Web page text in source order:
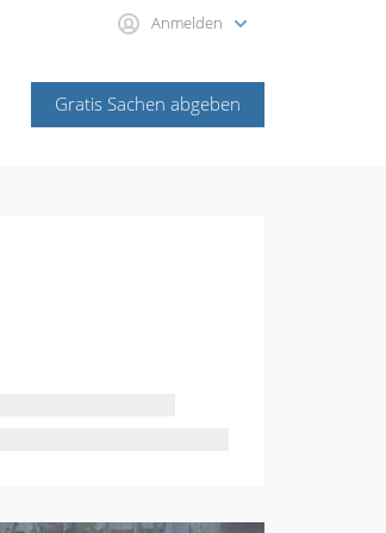
Anmelden
Gratis Sachen abgeben